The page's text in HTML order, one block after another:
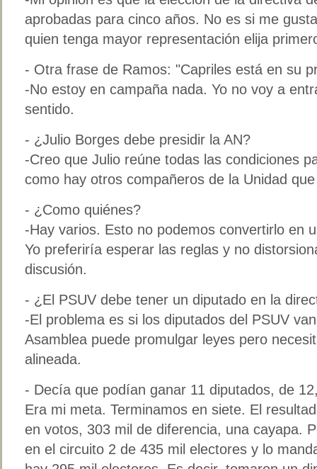
aprobadas para cinco años. No es si me
quien tenga mayor representación elija
- Otra frase de Ramos: "Capriles está en su
-No estoy en campaña nada. Yo no voy a
sentido.
- ¿Julio Borges debe presidir la AN?
-Creo que Julio reúne todas las condiciones
como hay otros compañeros de la Unidad
- ¿Como quiénes?
-Hay varios. Esto no podemos convertirlo en
Yo preferiría esperar las reglas y no
discusión.
- ¿El PSUV debe tener un diputado en la
-El problema es si los diputados del PSUV
Asamblea puede promulgar leyes pero
alineada.
- Decía que podían ganar 11 diputados, de
Era mi meta. Terminamos en siete. El
en votos, 303 mil de diferencia, una cayapa.
en el circuito 2 de 435 mil electores y lo